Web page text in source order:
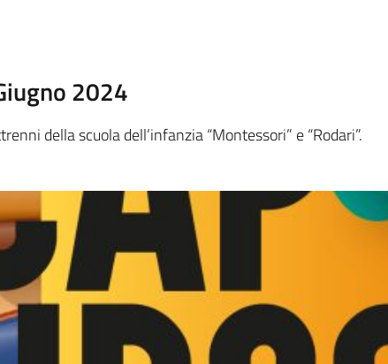
2024
della scuola dell’infanzia “Montessori” e “Rodari”.